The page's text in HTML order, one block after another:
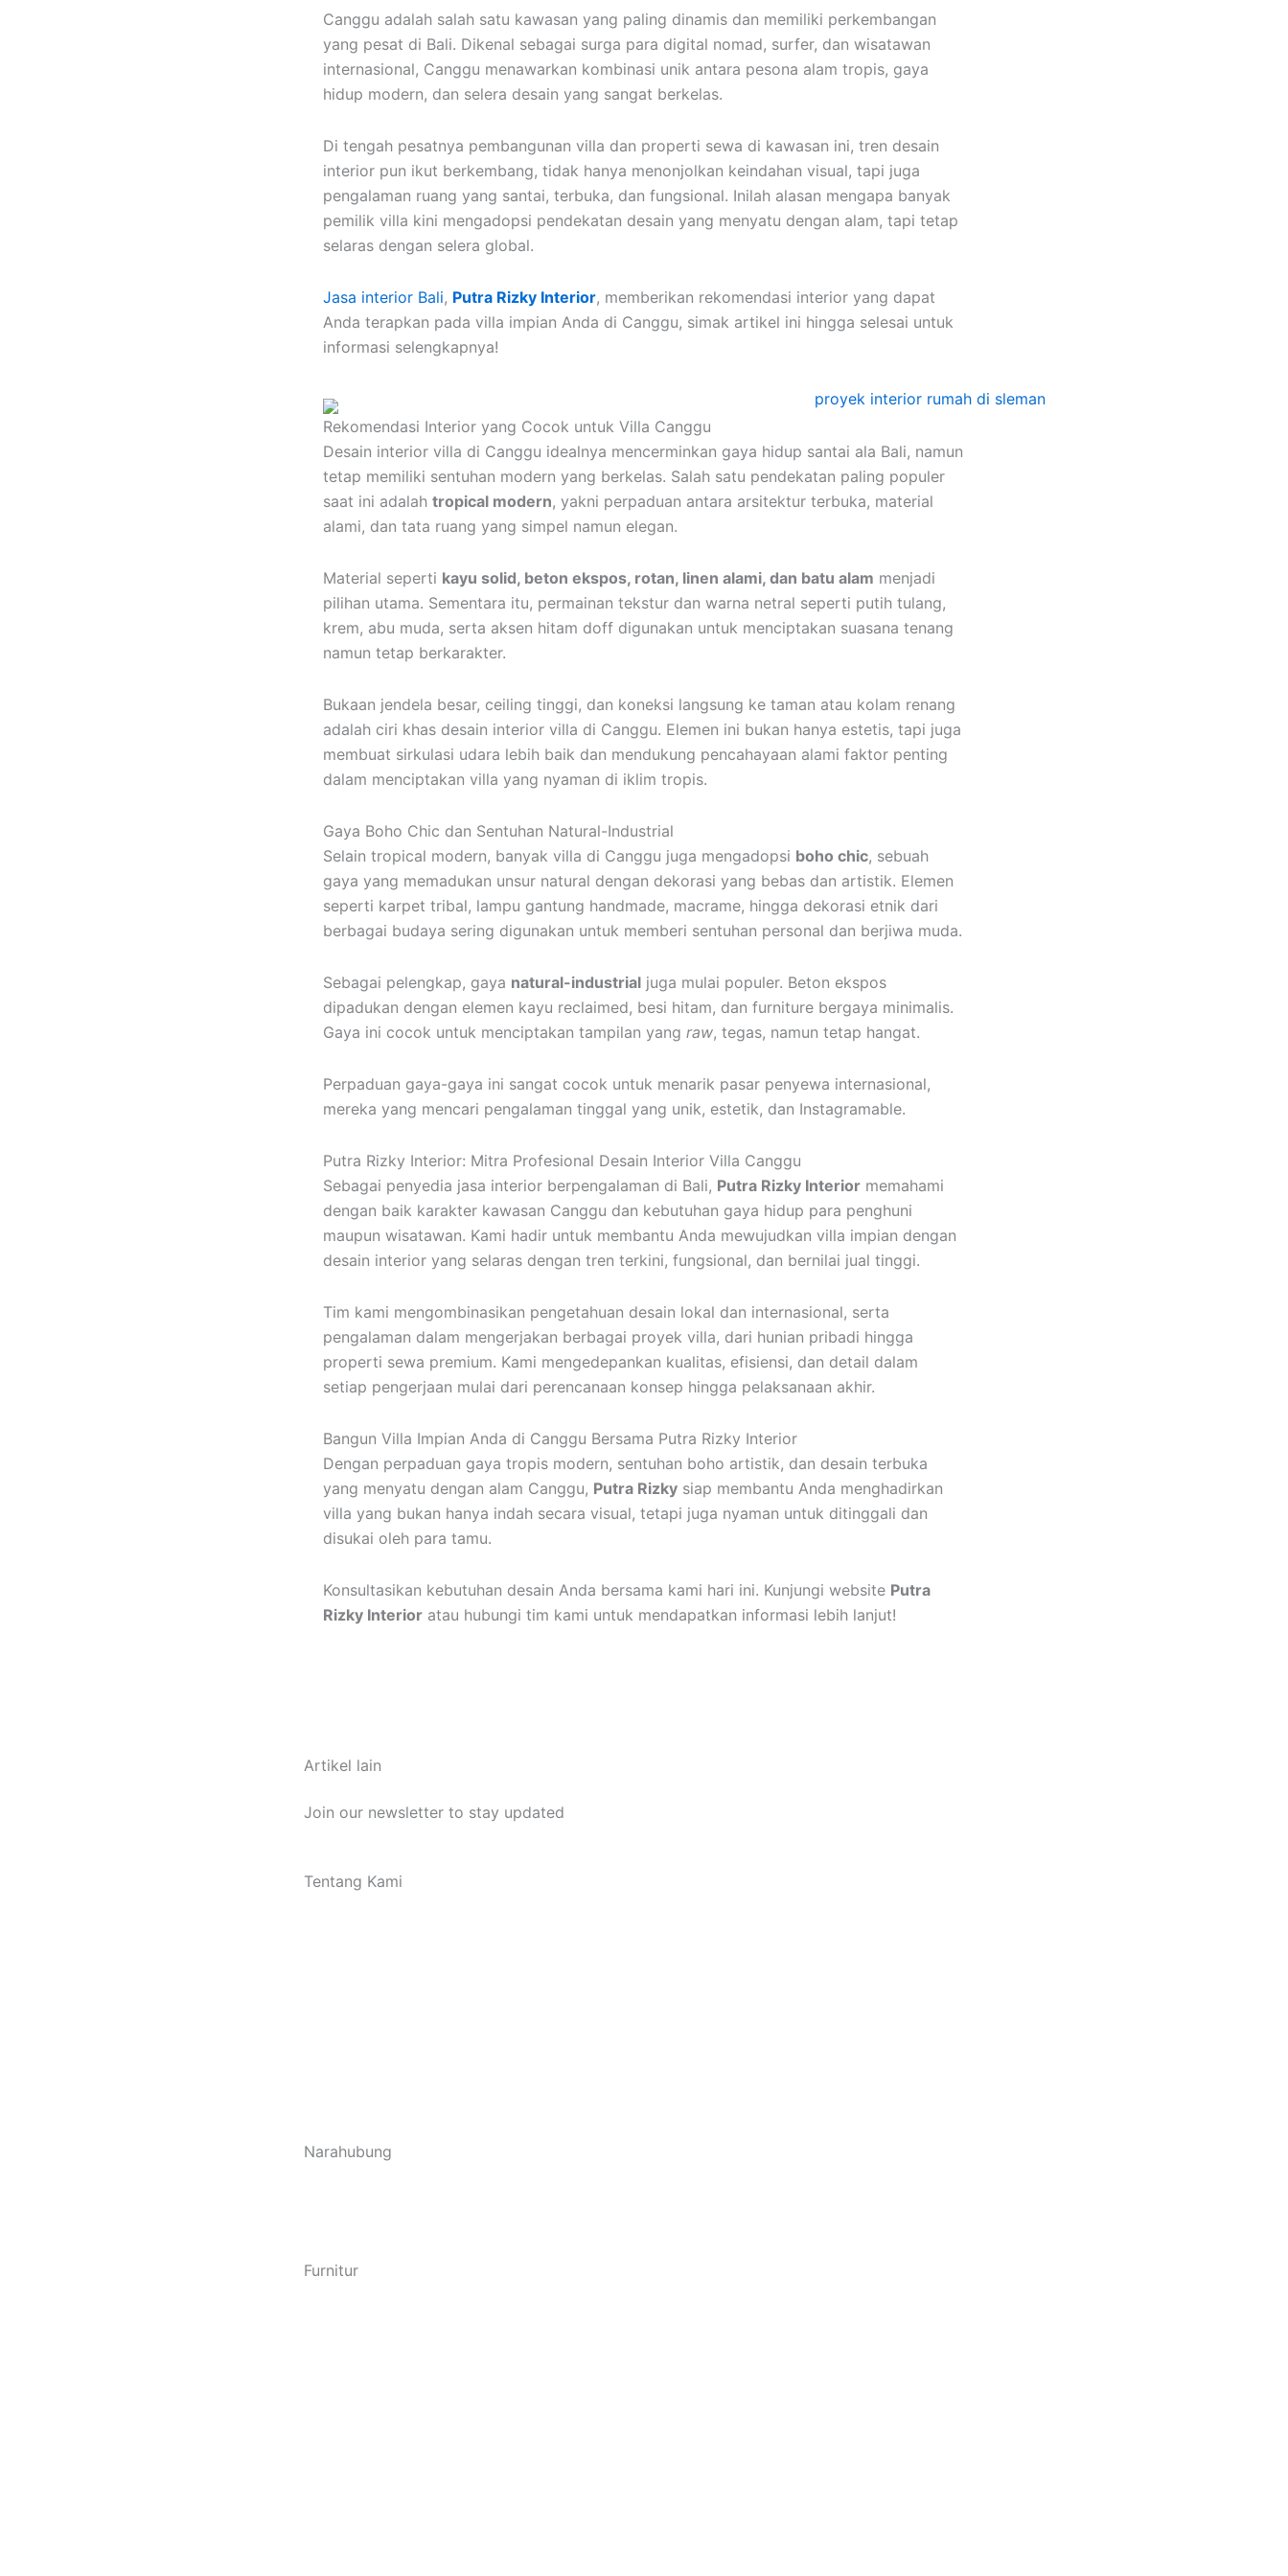
Canggu adalah salah satu kawasan yang paling dinamis dan memiliki perkembangan
yang pesat di Bali. Dikenal sebagai surga para digital nomad, surfer, dan wisatawan
internasional, Canggu menawarkan kombinasi unik antara pesona alam tropis, gaya
hidup modern, dan selera desain yang sangat berkelas.
Di tengah pesatnya pembangunan villa dan properti sewa di kawasan ini, tren desain
interior pun ikut berkembang, tidak hanya menonjolkan keindahan visual, tapi juga
pengalaman ruang yang santai, terbuka, dan fungsional. Inilah alasan mengapa banyak
pemilik villa kini mengadopsi pendekatan desain yang menyatu dengan alam, tapi tetap
selaras dengan selera global.
Jasa interior Bali, Putra Rizky Interior, memberikan rekomendasi interior yang dapat
Anda terapkan pada villa impian Anda di Canggu, simak artikel ini hingga selesai untuk
informasi selengkapnya!
Rekomendasi Interior yang Cocok untuk Villa Canggu
Desain interior villa di Canggu idealnya mencerminkan gaya hidup santai ala Bali, namun
tetap memiliki sentuhan modern yang berkelas. Salah satu pendekatan paling populer
saat ini adalah tropical modern, yakni perpaduan antara arsitektur terbuka, material
alami, dan tata ruang yang simpel namun elegan.
Material seperti kayu solid, beton ekspos, rotan, linen alami, dan batu alam menjadi
pilihan utama. Sementara itu, permainan tekstur dan warna netral seperti putih tulang,
krem, abu muda, serta aksen hitam doff digunakan untuk menciptakan suasana tenang
namun tetap berkarakter.
Bukaan jendela besar, ceiling tinggi, dan koneksi langsung ke taman atau kolam renang
adalah ciri khas desain interior villa di Canggu. Elemen ini bukan hanya estetis, tapi juga
membuat sirkulasi udara lebih baik dan mendukung pencahayaan alami faktor penting
dalam menciptakan villa yang nyaman di iklim tropis.
Gaya Boho Chic dan Sentuhan Natural-Industrial
Selain tropical modern, banyak villa di Canggu juga mengadopsi boho chic, sebuah
gaya yang memadukan unsur natural dengan dekorasi yang bebas dan artistik. Elemen
seperti karpet tribal, lampu gantung handmade, macrame, hingga dekorasi etnik dari
berbagai budaya sering digunakan untuk memberi sentuhan personal dan berjiwa muda.
Sebagai pelengkap, gaya natural-industrial juga mulai populer. Beton ekspos
dipadukan dengan elemen kayu reclaimed, besi hitam, dan furniture bergaya minimalis.
Gaya ini cocok untuk menciptakan tampilan yang raw, tegas, namun tetap hangat.
Perpaduan gaya-gaya ini sangat cocok untuk menarik pasar penyewa internasional,
mereka yang mencari pengalaman tinggal yang unik, estetik, dan Instagramable.
Putra Rizky Interior: Mitra Profesional Desain Interior Villa Canggu
Sebagai penyedia jasa interior berpengalaman di Bali, Putra Rizky Interior memahami
dengan baik karakter kawasan Canggu dan kebutuhan gaya hidup para penghuni
maupun wisatawan. Kami hadir untuk membantu Anda mewujudkan villa impian dengan
desain interior yang selaras dengan tren terkini, fungsional, dan bernilai jual tinggi.
Tim kami mengombinasikan pengetahuan desain lokal dan internasional, serta
pengalaman dalam mengerjakan berbagai proyek villa, dari hunian pribadi hingga
properti sewa premium. Kami mengedepankan kualitas, efisiensi, dan detail dalam
setiap pengerjaan mulai dari perencanaan konsep hingga pelaksanaan akhir.
Bangun Villa Impian Anda di Canggu Bersama Putra Rizky Interior
Dengan perpaduan gaya tropis modern, sentuhan boho artistik, dan desain terbuka
yang menyatu dengan alam Canggu, Putra Rizky siap membantu Anda menghadirkan
villa yang bukan hanya indah secara visual, tetapi juga nyaman untuk ditinggali dan
disukai oleh para tamu.
Konsultasikan kebutuhan desain Anda bersama kami hari ini. Kunjungi website Putra
Rizky Interior atau hubungi tim kami untuk mendapatkan informasi lebih lanjut!
Artikel lain
Join our newsletter to stay updated
Tentang Kami
Narahubung
Furnitur